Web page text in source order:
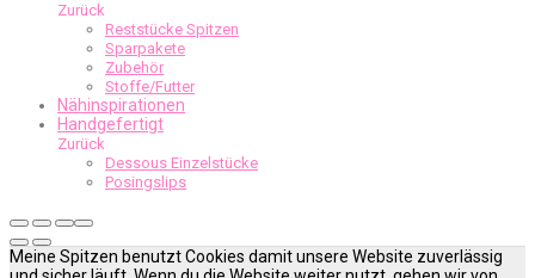
Zurück
Reststücke Spitzen
Sparpakete
Zubehör
Stoffe/Futter
Nähinspirationen
Handgefertigt
Zurück
Dessous Einzelstücke
Posingslips
Meine Spitzen benutzt Cookies damit unsere Website zuverlässig